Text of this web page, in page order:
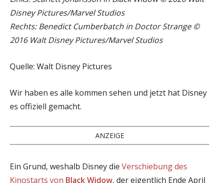
Disney Pictures/Marvel Studios
Rechts: Benedict Cumberbatch in Doctor Strange ©
2016 Walt Disney Pictures/Marvel Studios
Quelle: Walt Disney Pictures
Wir haben es alle kommen sehen und jetzt hat Disney
es offiziell gemacht.
ANZEIGE
Ein Grund, weshalb Disney die Verschiebung des
Kinostarts von Black Widow, der eigentlich Ende April